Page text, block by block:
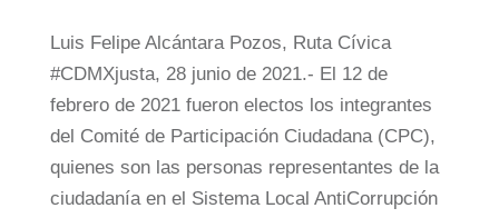
Luis Felipe Alcántara Pozos, Ruta Cívica
#CDMXjusta, 28 junio de 2021.- El 12 de
febrero de 2021 fueron electos los integrantes
del Comité de Participación Ciudadana (CPC),
quienes son las personas representantes de la
ciudadanía en el Sistema Local AntiCorrupción